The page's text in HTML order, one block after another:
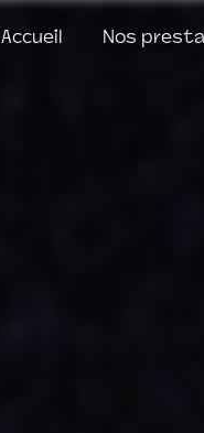
Accueil Nos